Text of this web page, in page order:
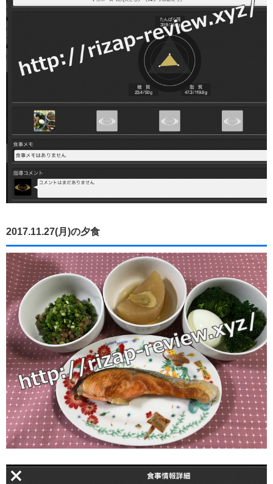
2017.11.27(月)の夕食